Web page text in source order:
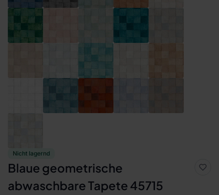
Nicht lagernd
Blaue geometrische
abwaschbare Tapete 45715